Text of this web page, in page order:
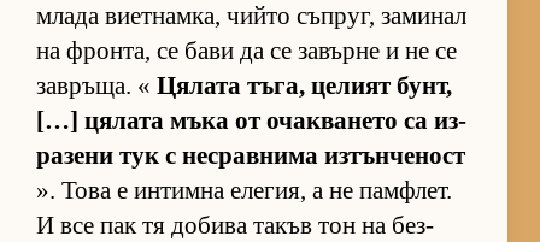
млада ви­ет­нам­ка, чийто съп­руг, за­ми­нал
на фрон­та, се бави да се за­върне и не се
зав­ръ­ща. « Ця­лата тъ­га, це­лият бунт,
[…] ця­лата мъка от очак­ва­нето са из­
ра­зени тук с нес­рав­нима из­тън­че­ност
». Това е ин­тимна еле­гия, а не пам­ф­лет.
И все пак тя до­бива та­къв тон на без­